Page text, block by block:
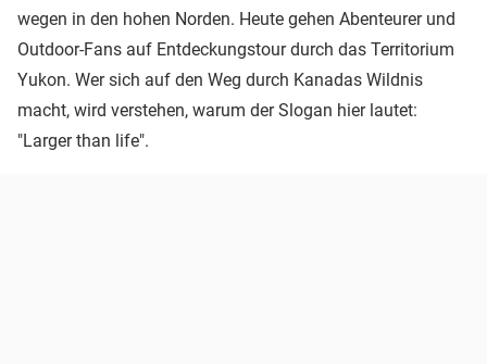
wegen in den hohen Norden. Heute gehen Abenteurer und
Outdoor-Fans auf Entdeckungstour durch das Territorium
Yukon. Wer sich auf den Weg durch Kanadas Wildnis
macht, wird verstehen, warum der Slogan hier lautet:
"Larger than life".